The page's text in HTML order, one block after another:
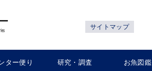
サイトマップ
ター便り 研究・調査 お魚図鑑